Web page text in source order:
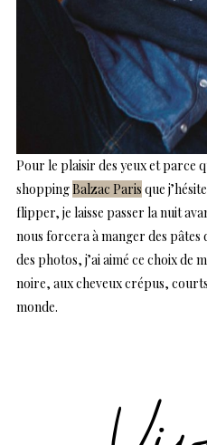
Pour le plaisir des yeux et parce
shoppingBalzac Paris que
flipper, je laisse passer la nuit
nous forcera à manger des
des photos, j’ai aimé ce choix de
noire, aux cheveux crépus,
monde.